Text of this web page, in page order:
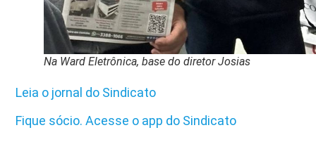
Na Ward Eletrônica, base do diretor Josias
Leia o jornal do Sindicato
Fique sócio. Acesse o app do Sindicato